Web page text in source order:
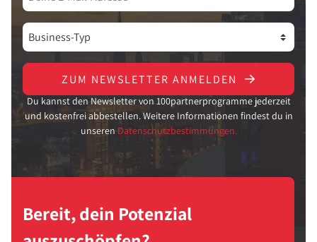
ZUM NEWSLETTER ANMELDEN
Du kannst den Newsletter von 100partnerprogramme jederzeit
und kostenfrei abbestellen. Weitere Informationen findest du in
unseren Datenschutzbestimmungen.
Bereit, dein Potenzial